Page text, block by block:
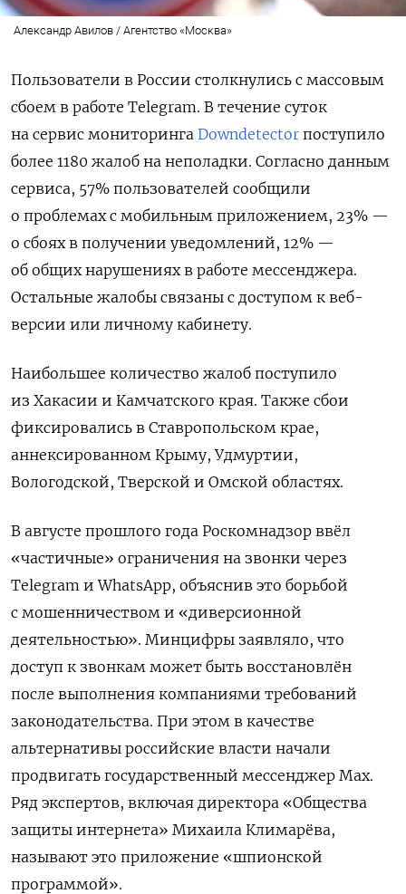
Александр Авилов / Агентство «Москва»
Пользователи в России столкнулись с массовым
сбоем в работе Telegram. В течение суток
на сервис мониторинга Downdetector поступило
более 1180 жалоб на неполадки. Согласно данным
сервиса, 57% пользователей сообщили
о проблемах с мобильным приложением, 23% —
о сбоях в получении уведомлений, 12% —
об общих нарушениях в работе мессенджера.
Остальные жалобы связаны с доступом к веб-
версии или личному кабинету.
Наибольшее количество жалоб поступило
из Хакасии и Камчатского края. Также сбои
фиксировались в Ставропольском крае,
аннексированном Крыму, Удмуртии,
Вологодской, Тверской и Омской областях.
В августе прошлого года Роскомнадзор ввёл
«частичные» ограничения на звонки через
Telegram и WhatsApp, объяснив это борьбой
с мошенничеством и «диверсионной
деятельностью». Минцифры заявляло, что
доступ к звонкам может быть восстановлён
после выполнения компаниями требований
законодательства. При этом в качестве
альтернативы российские власти начали
продвигать государственный мессенджер Max.
Ряд экспертов, включая директора «Общества
защиты интернета» Михаила Климарёва,
называют это приложение «шпионской
программой».